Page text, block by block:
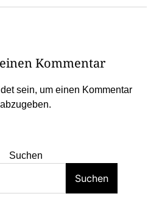
Kommentar
sein, um einen Kommentar
abzugeben.
Suchen
Suchen